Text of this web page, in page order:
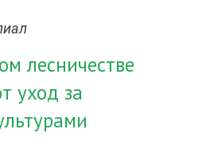
лесничестве
уход за